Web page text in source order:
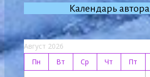
Календарь автора
Август 2026
Пн
Вт Ср Чт Пт